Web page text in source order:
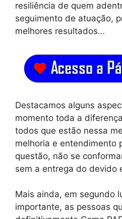
resiliência de quem
seguimento de atuação,
melhores resultados…
Destacamos alguns
momento toda a
todos que estão nessa
melhoria e entendimento
questão, não se
sem a entrega do devido
Mais ainda, em segundo
importante, as pessoas